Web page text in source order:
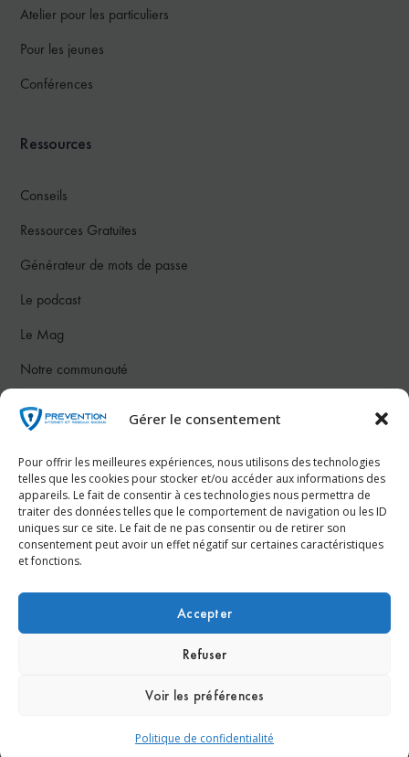
Gérer le consentement
Pour offrir les meilleures expériences, nous utilisons des technologies
telles que les cookies pour stocker et/ou accéder aux informations des
appareils. Le fait de consentir à ces technologies nous permettra de
traiter des données telles que le comportement de navigation ou les ID
uniques sur ce site. Le fait de ne pas consentir ou de retirer son
consentement peut avoir un effet négatif sur certaines caractéristiques
et fonctions.
Accepter
Refuser
Voir les préférences
Politique de confidentialité
Atelier pour les particuliers
Pour les jeunes
Conférences
Ressources
Conseils
Ressources Gratuites
Générateur de mots de passe
Le podcast
Le Mag
Notre communauté
Nous contacter
Téléphone :07 78 26 50 83
Email :contact@prevention-internet.fr
Réservez votre consultation gratuite dès maintenant !
Nous contacter